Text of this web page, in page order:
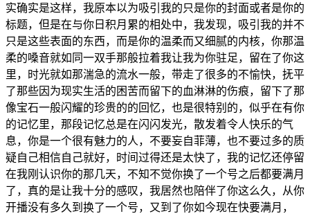
实确实是这样，我原本以为吸引我的只是你的封面或者是你的
标题，但是在与你日积月累的相处中，我发现，吸引我的并不
只是这些表面的东西，而是你的温柔而又细腻的内核，你那温
柔的嗓音就如同一双手那般拉着我让我为你驻足，留在了你这
里，时光就如那湍急的流水一般，带走了很多的不愉快，抚平
了那些因为现实生活的困苦而留下的血淋淋的伤痕，留下了那
像宝石一般闪耀的珍贵的的回忆，也是很特别的，似乎在有你
的记忆里，那段记忆总是在闪闪发光，散发着令人快乐的气
息，你是一个很有魅力的人，不要妄自菲薄，也不要过多的质
疑自己相信自己就好，时间过得还是太快了，我的记忆还停留
在我刚认识你的那几天，不知不觉你换了一个号之后都要满月
了，真的是让我十分的感叹，我居然也陪伴了你这么久，从你
开播没有多久到换了一个号，又到了你如今现在快要满月，